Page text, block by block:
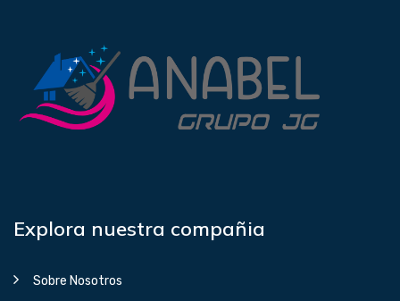
Explora nuestra compañia
Sobre Nosotros